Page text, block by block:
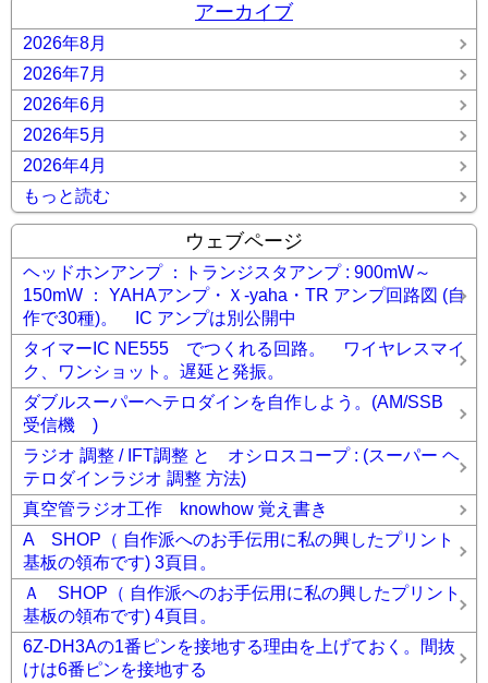
アーカイブ
2026年8月
2026年7月
2026年6月
2026年5月
2026年4月
もっと読む
ウェブページ
ヘッドホンアンプ ：トランジスタアンプ : 900mW～
150mW ： YAHAアンプ・Ｘ-yaha・TR アンプ回路図 (自
作で30種)。 IC アンプは別公開中
タイマーIC NE555 でつくれる回路。 ワイヤレスマイ
ク、ワンショット。遅延と発振。
ダブルスーパーヘテロダインを自作しよう。(AM/SSB
受信機 )
ラジオ 調整 / IFT調整 と オシロスコープ : (スーパー ヘ
テロダインラジオ 調整 方法)
真空管ラジオ工作 knowhow 覚え書き
A SHOP（ 自作派へのお手伝用に私の興したプリント
基板の領布です) 3頁目。
Ａ SHOP（ 自作派へのお手伝用に私の興したプリント
基板の領布です) 4頁目。
6Z-DH3Aの1番ピンを接地する理由を上げておく。間抜
けは6番ピンを接地する